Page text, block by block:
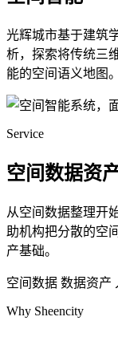
光辉城市基于建筑
析，探索将传统三
能的空间语义地图。
Service
空间数据资
从空间数据整理开
助机构把分散的空
产基础。
空间数据 数据资产
Why Sheencity